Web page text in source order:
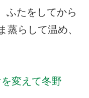
ふたをしてから
蒸らして温め、
変えて冬野